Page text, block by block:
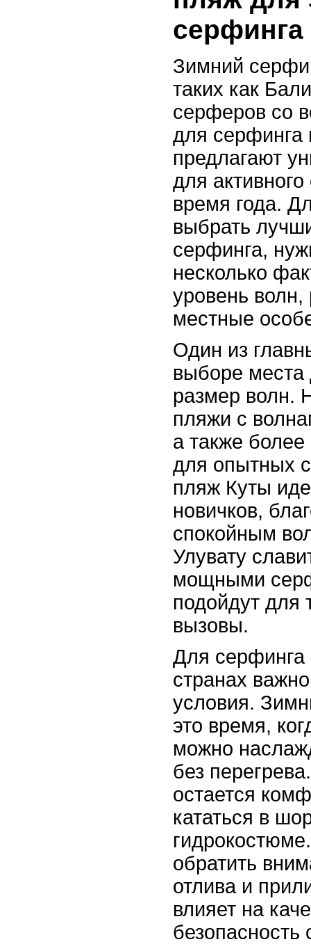
Зимний
таких как
серферов со
для серфинга
предлагают
для
время года.
выбрать
серфинга,
несколько
уровень
местные
Один из
выборе места
размер волн.
пляжи с
а также
для опытных
пляж Куты
новичков,
спокойным
Улувату
мощными
подойдут для
вызовы.
Для серфинга
странах
условия.
это время,
можно
без
остается
кататься в
обратить
отлива и
влияет на
безопасность